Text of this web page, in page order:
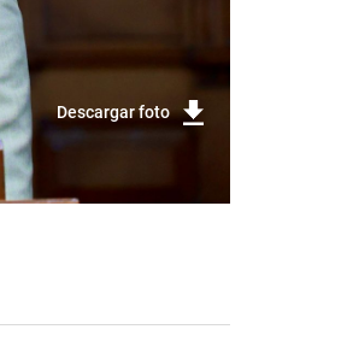
Descargar foto